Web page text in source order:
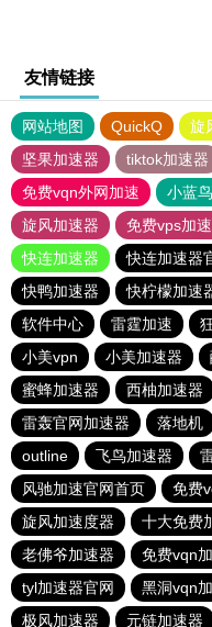
友情链接
网站地图 QuickQ 旋
坚果加速器
tiktok加速器
免费vqn外网加速
小蓝鸟
旋风加速器
免费vps加
快连加速器
快连加速器
快鸭加速器
快柠檬加速
软件中心
雷霆加速
小美vpn
小美加速器
蜜蜂加速器
西柚加速器
雷轰官网加速器
落地机
outline
飞鸟加速器
风驰加速官网首页
免费
旋风加速度器
十大免费
老佛爷加速器
免费vqn
tyl加速器官网
黑洞vqn
极风加速器
元链加速器